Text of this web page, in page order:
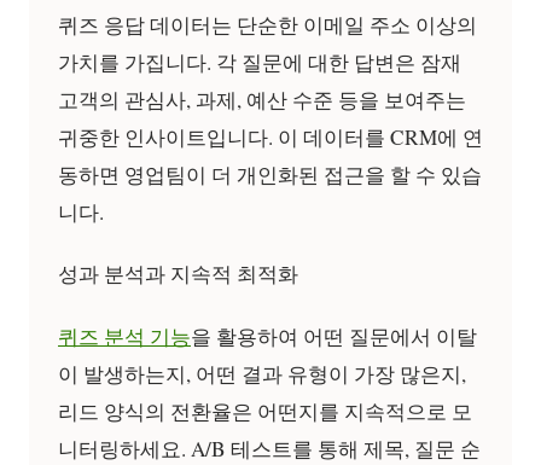
퀴즈 응답 데이터는 단순한 이메일 주소 이상의
가치를 가집니다. 각 질문에 대한 답변은 잠재
고객의 관심사, 과제, 예산 수준 등을 보여주는
귀중한 인사이트입니다. 이 데이터를 CRM에 연
동하면 영업팀이 더 개인화된 접근을 할 수 있습
니다.
성과 분석과 지속적 최적화
퀴즈 분석 기능을 활용하여 어떤 질문에서 이탈
이 발생하는지, 어떤 결과 유형이 가장 많은지,
리드 양식의 전환율은 어떤지를 지속적으로 모
니터링하세요. A/B 테스트를 통해 제목, 질문 순